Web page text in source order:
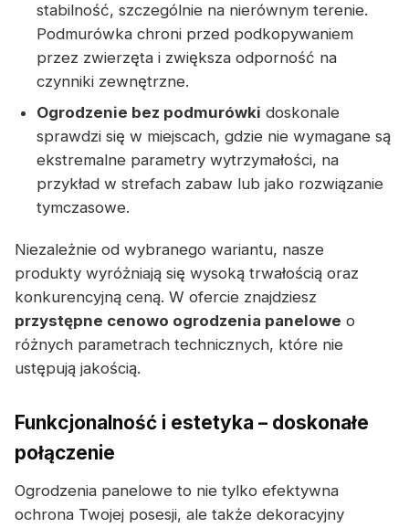
stabilność, szczególnie na nierównym terenie.
Podmurówka chroni przed podkopywaniem
przez zwierzęta i zwiększa odporność na
czynniki zewnętrzne.
Ogrodzenie bez podmurówki doskonale
sprawdzi się w miejscach, gdzie nie wymagane są
ekstremalne parametry wytrzymałości, na
przykład w strefach zabaw lub jako rozwiązanie
tymczasowe.
Niezależnie od wybranego wariantu, nasze
produkty wyróżniają się wysoką trwałością oraz
konkurencyjną ceną. W ofercie znajdziesz
przystępne cenowo ogrodzenia panelowe o
różnych parametrach technicznych, które nie
ustępują jakością.
Funkcjonalność i estetyka – doskonałe
połączenie
Ogrodzenia panelowe to nie tylko efektywna
ochrona Twojej posesji, ale także dekoracyjny